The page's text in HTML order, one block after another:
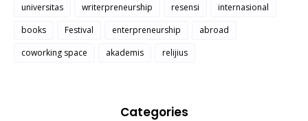
universitas
writerpreneurship resensi
internasional
books
Festival enterpreneurship
abroad
coworking space
akademis relijius
Categories